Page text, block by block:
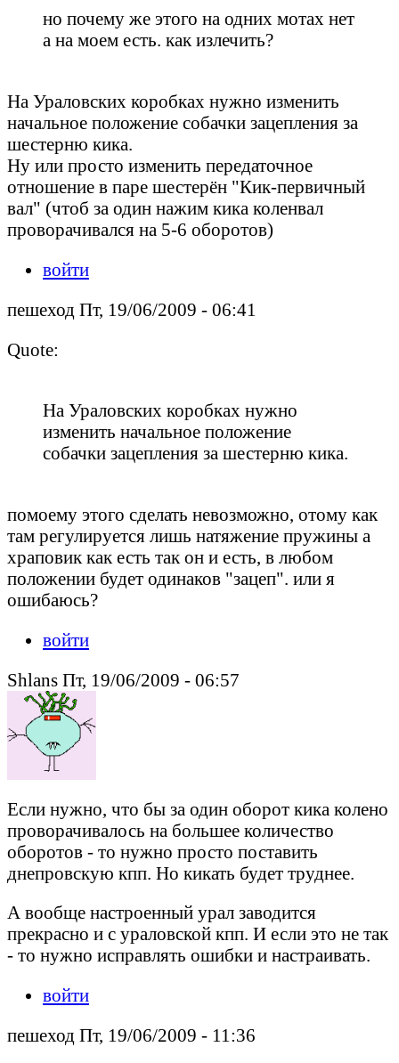
но почему же этого на одних мотах нет
а на моем есть. как излечить?
На Ураловских коробках нужно изменить
начальное положение собачки зацепления за
шестерню кика.
Ну или просто изменить передаточное
отношение в паре шестерён "Кик-первичный
вал" (чтоб за один нажим кика коленвал
проворачивался на 5-6 оборотов)
войти
пешеход Пт, 19/06/2009 - 06:41
Quote:
На Ураловских коробках нужно
изменить начальное положение
собачки зацепления за шестерню кика.
помоему этого сделать невозможно, отому как
там регулируется лишь натяжение пружины а
храповик как есть так он и есть, в любом
положении будет одинаков "зацеп". или я
ошибаюсь?
войти
Shlans Пт, 19/06/2009 - 06:57
Если нужно, что бы за один оборот кика колено
проворачивалось на большее количество
оборотов - то нужно просто поставить
днепровскую кпп. Но кикать будет труднее.
А вообще настроенный урал заводится
прекрасно и с ураловской кпп. И если это не так
- то нужно исправлять ошибки и настраивать.
войти
пешеход Пт, 19/06/2009 - 11:36